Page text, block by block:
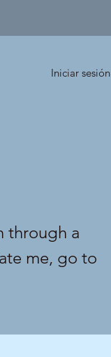
Iniciar sesión
through a
me, go to